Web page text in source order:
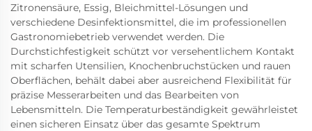
Zitronensäure, Essig, Bleichmittel-Lösungen und
verschiedene Desinfektionsmittel, die im professionellen
Gastronomiebetrieb verwendet werden. Die
Durchstichfestigkeit schützt vor versehentlichem Kontakt
mit scharfen Utensilien, Knochenbruchstücken und rauen
Oberflächen, behält dabei aber ausreichend Flexibilität für
präzise Messerarbeiten und das Bearbeiten von
Lebensmitteln. Die Temperaturbeständigkeit gewährleistet
einen sicheren Einsatz über das gesamte Spektrum